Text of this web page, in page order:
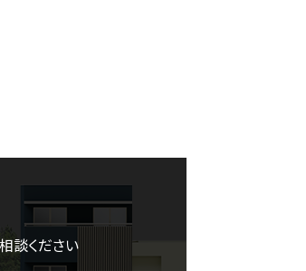
談ください